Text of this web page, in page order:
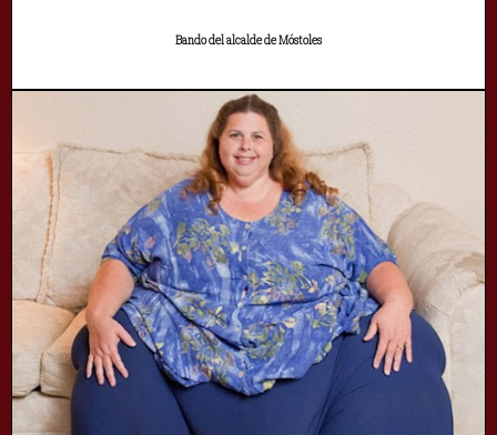
Bando del alcalde de Móstoles